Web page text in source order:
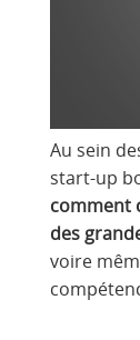
Au sein
start-up
comment
des
voire